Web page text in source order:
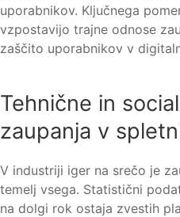
uporabnikov. Ključnega
vzpostavijo trajne odnose
zaščito uporabnikov v
Tehnične in
zaupanja v
V industriji iger na srečo je
temelj vsega. Statistični
na dolgi rok ostaja zvestih